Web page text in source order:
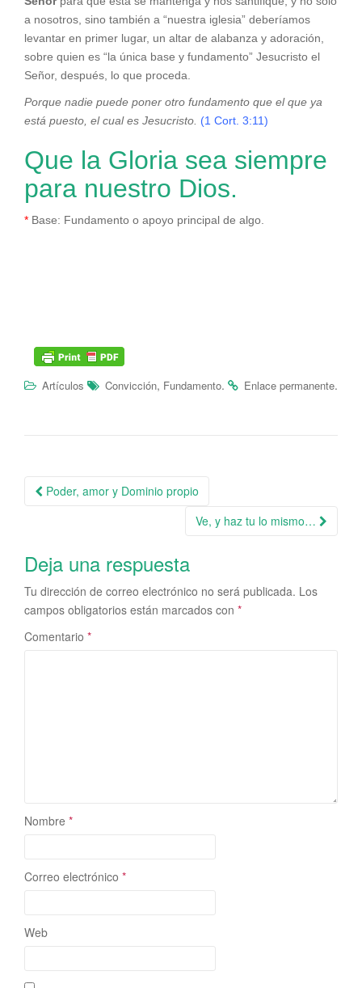
a nosotros, sino también a “nuestra iglesia” deberíamos
levantar en primer lugar, un altar de alabanza y adoración,
sobre quien es “la única base y fundamento” Jesucristo el
Señor, después, lo que proceda.
Porque nadie puede poner otro fundamento que el que ya
está puesto, el cual es Jesucristo. (1 Cort. 3:11)
Que la Gloria sea siempre
para nuestro Dios.
* Base: Fundamento o apoyo principal de algo.
Artículos Convicción, Fundamento. Enlace permanente.
Navegación de la entrada
Poder, amor y Dominio propio
Ve, y haz tu lo mismo…
Deja una respuesta
Tu dirección de correo electrónico no será publicada. Los
campos obligatorios están marcados con *
Comentario *
Nombre *
Correo electrónico *
Web